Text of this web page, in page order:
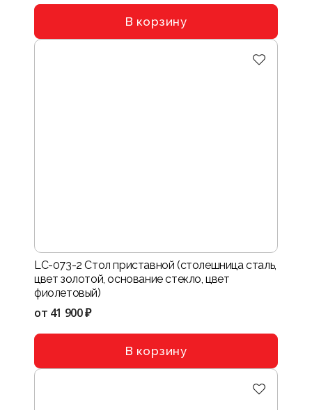
В корзину
LC-073-2 Стол приставной (столешница сталь,
цвет золотой, основание стекло, цвет
фиолетовый)
от 41 900 ₽
В корзину